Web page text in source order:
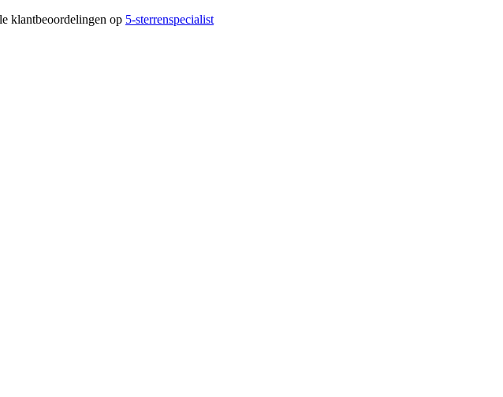
klantbeoordelingen op 5-sterrenspecialist